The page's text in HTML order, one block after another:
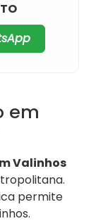
em
Valinhos
permite